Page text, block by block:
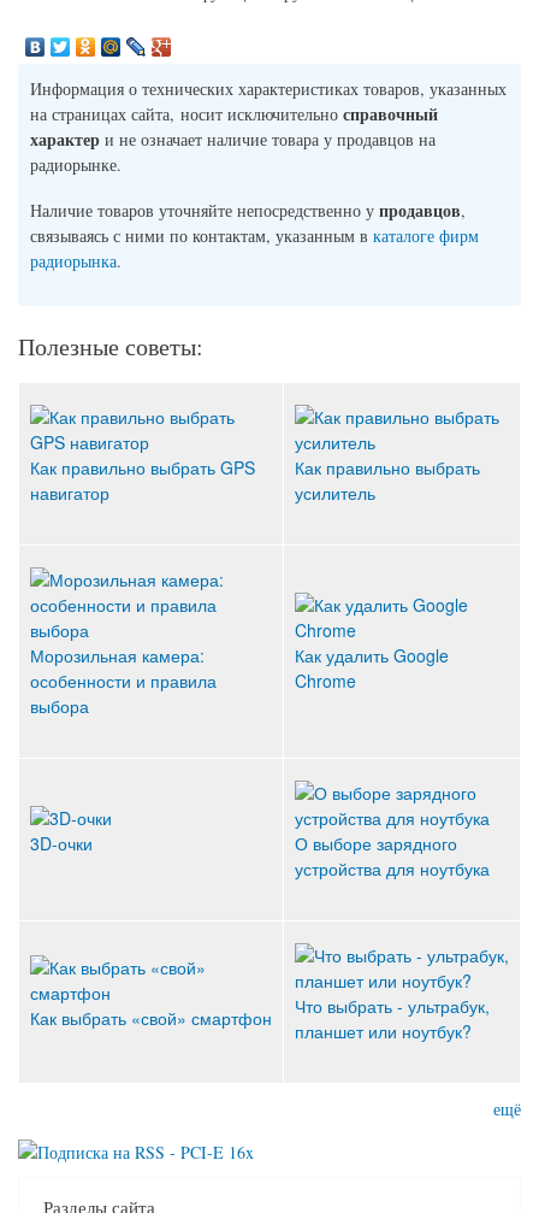
Информация о технических характеристиках товаров, указанных
на страницах сайта, носит исключительно справочный
характер и не означает наличие товара у продавцов на
радиорынке.
Наличие товаров уточняйте непосредственно у продавцов,
связываясь с ними по контактам, указанным в каталоге фирм
радиорынка.
Полезные советы:
Как правильно выбрать GPS
навигатор
Как правильно выбрать
усилитель
Морозильная камера:
особенности и правила
выбора
Как удалить Google
Chrome
3D-очки
О выборе зарядного
устройства для ноутбука
Как выбрать «свой» смартфон
Что выбрать - ультрабук,
планшет или ноутбук?
ещё
Разделы сайта